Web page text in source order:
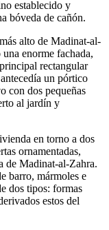
establecido y
bóveda de cañón.
alto de Madinat-al-
enorme fachada,
rectangular
un pórtico
con dos pequeñas
al jardín y
en torno a dos
ornamentadas,
de Madinat-al-Zahra.
barro, mármoles e
dos tipos: formas
estos del